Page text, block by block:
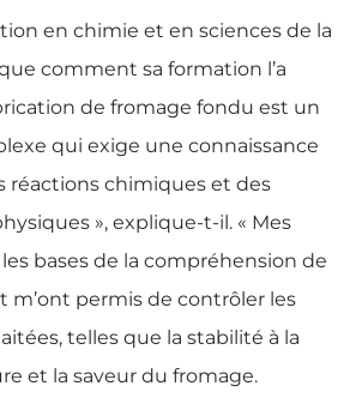
en chimie et en sciences de la
comment sa formation l’a
de fromage fondu est un
qui exige une connaissance
réactions chimiques et des
», explique-t-il. « Mes
bases de la compréhension de
m’ont permis de contrôler les
telles que la stabilité à la
et la saveur du fromage.